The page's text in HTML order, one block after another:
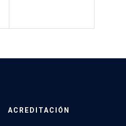
ACREDITACIÓN